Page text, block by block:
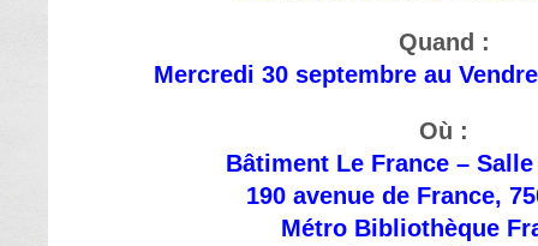
Quand :
Mercredi 30 septembre au
Où :
Bâtiment Le France –
190 avenue de France,
Métro Bibliothèque